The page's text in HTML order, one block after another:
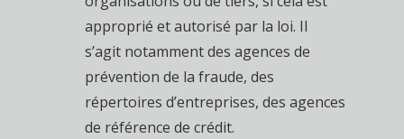
approprié et autorisé par la loi. Il
s’agit notamment des agences de
prévention de la fraude, des
répertoires d’entreprises, des agences
de référence de crédit.